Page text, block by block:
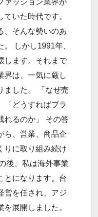
ていた時代です。
、そんな勢いのあ
。 しかし1991年、
します。それまで
界は、一気に厳し
ました。 「なぜ売
「どうすればブラ
れるのか」 その答
ら、営業、商品企
りに取り組み続け
後、私は海外事業
とになります。台
営を任され、アジ
を展開しました。